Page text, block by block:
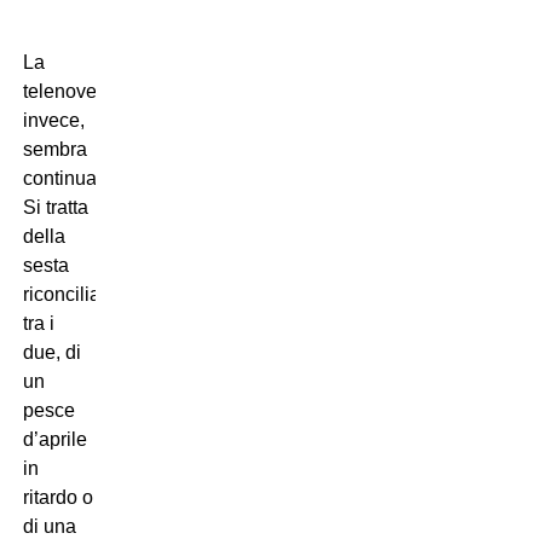
La
telenovela,
invece,
sembra
continuare.
Si tratta
della
sesta
riconciliazione
tra i
due, di
un
pesce
d’aprile
in
ritardo o
di una